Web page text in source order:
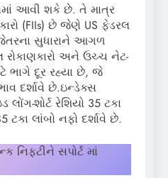
આવી શકે છે. તે માત્ર
(FIIs) છે જેણે US ફેડરલ
સુધારાને આગળ
રોકાણકારો અને ઉચ્ચ નેટ-
ભાગે દૂર રહ્યા છે, જે
દર્શાવે છે.ઇન્ડેક્સ
શોર્ટ રેશિયો 35 ટકા
લાંબો નફો દર્શાવે છે.
નિફ્ટીને સપોર્ટ માં